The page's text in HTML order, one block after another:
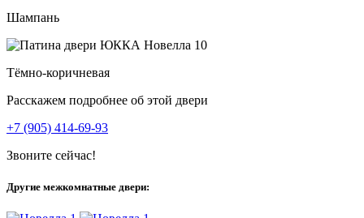
Шампань
Тёмно-коричневая
Расскажем подробнее об этой двери
+7 (905) 414-69-93
Звоните сейчас!
Другие межкомнатные двери: